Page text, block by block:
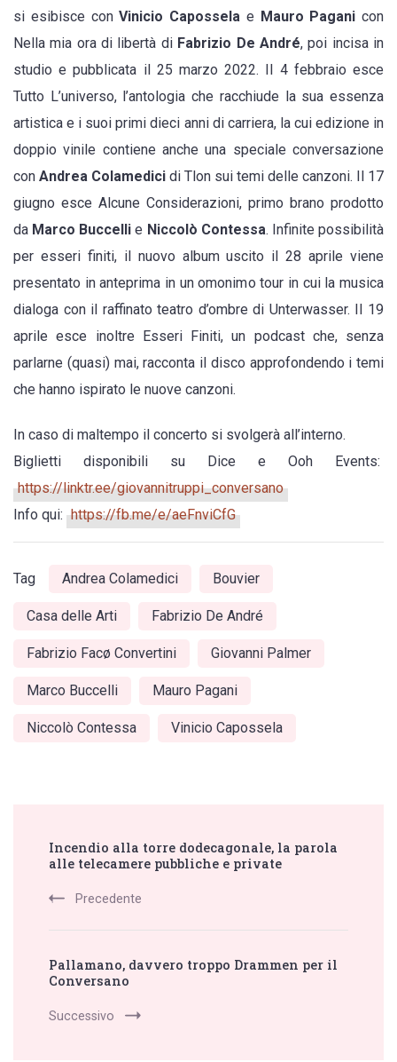
si esibisce conVinicio Capossela e Mauro Pagani con
Nella mia ora di libertà di Fabrizio De André, poi incisa in
studio e pubblicata il 25 marzo 2022. Il 4 febbraio esce
Tutto L’universo, l’antologia che racchiude la sua essenza
artistica e i suoi primi dieci anni di carriera, la cui edizione in
doppio vinile contiene anche una speciale conversazione
con Andrea Colamedici di Tlon sui temi delle canzoni. Il 17
giugno esce Alcune Considerazioni, primo brano prodotto
da Marco Buccelli e Niccolò Contessa. Infinite possibilità
per esseri finiti, il nuovo album uscito il 28 aprile viene
presentato in anteprima in un omonimo tour in cui la musica
dialoga con il raffinato teatro d’ombre di Unterwasser. Il 19
aprile esce inoltre Esseri Finiti, un podcast che, senza
parlarne (quasi) mai, racconta il disco approfondendo i temi
che hanno ispirato le nuove canzoni.
In caso di maltempo il concerto si svolgerà all’interno.
Biglietti disponibili su Dice e Ooh Events:
https://linktr.ee/giovannitruppi_conversano
Info qui: https://fb.me/e/aeFnviCfG
Tag Andrea Colamedici Bouvier
Casa delle Arti Fabrizio De André
Fabrizio Facø Convertini Giovanni Palmer
Marco Buccelli Mauro Pagani
Niccolò Contessa Vinicio Capossela
Navigation
Incendio alla torre dodecagonale, la parola
alle telecamere pubbliche e private
Precedente
Pallamano, davvero troppo Drammen per il
Conversano
Successivo